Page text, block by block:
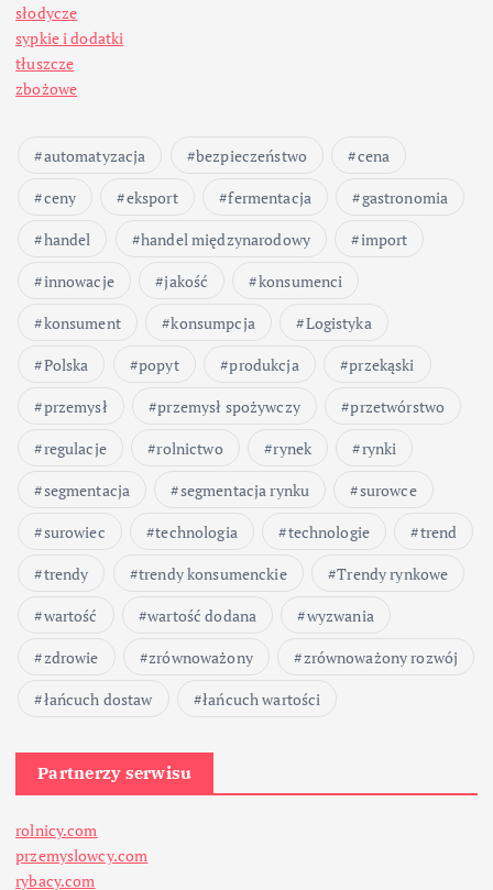
w
a
n
i
e
w
p
i
s
ó
w
słodycze
sypkie i dodatki
tłuszcze
zbożowe
automatyzacja bezpieczeństwo
cena
ceny
eksport fermentacja
gastronomia
handel
handel międzynarodowy
import
innowacje
jakość
konsumenci
konsument
konsumpcja
Logistyka
Polska
popyt produkcja
przekąski
przemysł
przemysł spożywczy
przetwórstwo
regulacje
rolnictwo rynek
rynki
segmentacja
segmentacja rynku
surowce
surowiec
technologia technologie
trend
trendy
trendy konsumenckie
Trendy rynkowe
wartość
wartość dodana
wyzwania
zdrowie
zrównoważony
zrównoważony rozwój
łańcuch dostaw
łańcuch wartości
Partnerzy serwisu
rolnicy.com
przemyslowcy.com
rybacy.com